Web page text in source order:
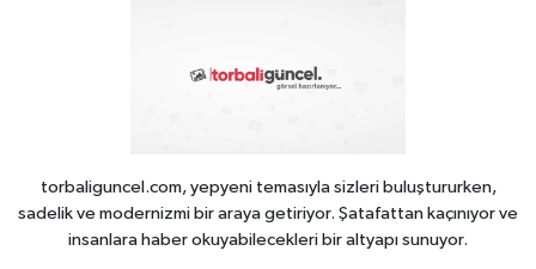
torbaliguncel.com, yepyeni temasıyla sizleri buluştururken,
sadelik ve modernizmi bir araya getiriyor. Şatafattan kaçınıyor ve
insanlara haber okuyabilecekleri bir altyapı sunuyor.